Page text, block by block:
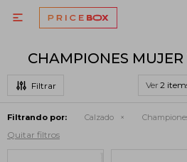

CHAMPIONES
Ver
Filtrando por: Calzado
Quitar filtros